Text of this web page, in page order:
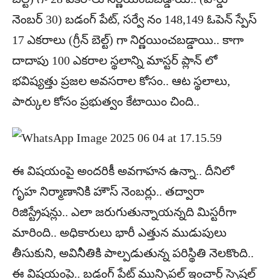
నెంబర్‌ 30) బడంగ్‌ పేట్‌, సర్వే నం 148,149 ఓపెన్‌ స్పేస్‌
17 ఎకరాలు (గ్రీన్‌ బెల్ట్‌) గా నిర్ణయించబడ్డాయి.. కాగా
దాదాపు 100 ఎకరాల స్థలాన్ని మాస్టర్‌ ప్లాన్‌ లో
భవిష్యత్తు ప్రజల అవసరాల కోసం.. ఆట స్థలాలు,
పార్కుల కోసం ప్రభుత్వం కేటాయిం చింది..
ఈ విషయంపై అందరికీ అవగాహన ఉన్నా.. దీనిలో
గృహ నిర్మాణానికి హౌస్‌ నెంబర్లు.. తద్వారా
రిజిస్ట్రేషన్లు.. ఎలా జరుగుతున్నాయన్నది మిస్టరీగా
మారింది.. అధికారులు భారీ ఎత్తున ముడుపులు
తీసుకుని, అవినీతికి పాల్పడుతున్న పరిస్థితి నెలకొంది..
ఈ విషయంపై.. బడంగ్‌ పేట్‌ మున్సిపల్‌ ఇంచార్జ్‌ స్పెషల్‌